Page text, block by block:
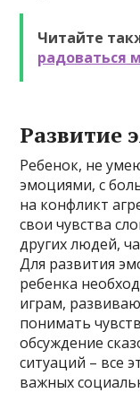
Читайте
радоваться
Развитие
Ребенок, не
эмоциями, с
на конфликт
свои чувства
других людей,
Для развития
ребенка
играм,
понимать
обсуждение
ситуаций – все
важных